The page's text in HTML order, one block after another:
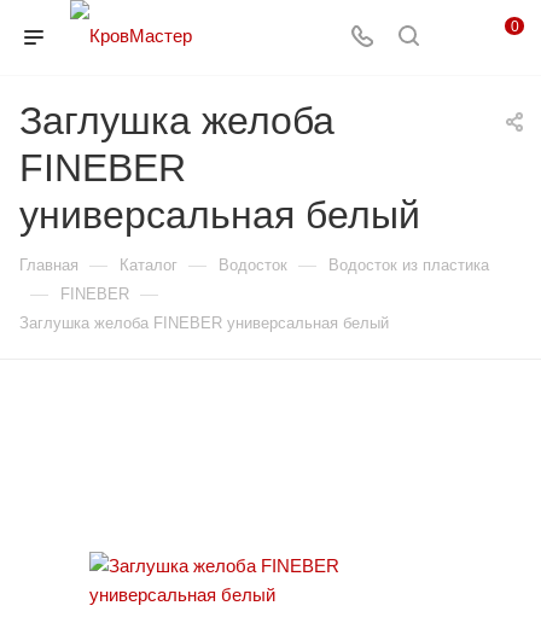
0
Заглушка желоба
FINEBER
универсальная белый
Главная — Каталог — Водосток — Водосток из пластика
— FINEBER —
Заглушка желоба FINEBER универсальная белый